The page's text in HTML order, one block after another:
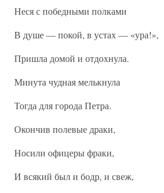
Неся с победными полками
В душе — покой, в устах — «ура!»,
Пришла домой и отдохнула.
Минута чудная мелькнула
Тогда для города Петра.
Окончив полевые драки,
Носили офицеры фраки,
И всякий был и бодр, и свеж,